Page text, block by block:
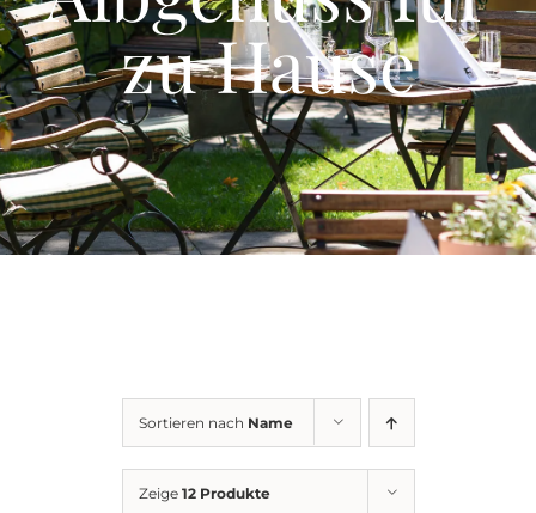
Events
Gutscheine
Schwäbische Alb
News
zu Hause
Sortieren nach Name
Zeige 12 Produkte